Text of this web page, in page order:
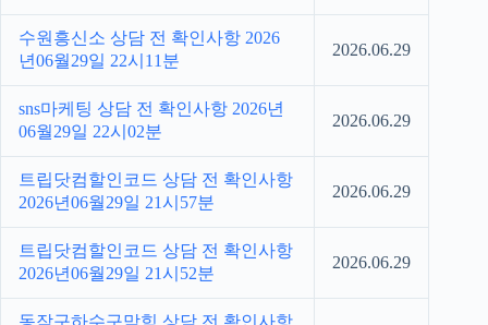
수원흥신소 상담 전 확인사항 2026
년06월29일 22시11분
2026.06.29
sns마케팅 상담 전 확인사항 2026년
06월29일 22시02분
2026.06.29
트립닷컴할인코드 상담 전 확인사항
2026년06월29일 21시57분
2026.06.29
트립닷컴할인코드 상담 전 확인사항
2026년06월29일 21시52분
2026.06.29
동작구하수구막힘 상담 전 확인사항